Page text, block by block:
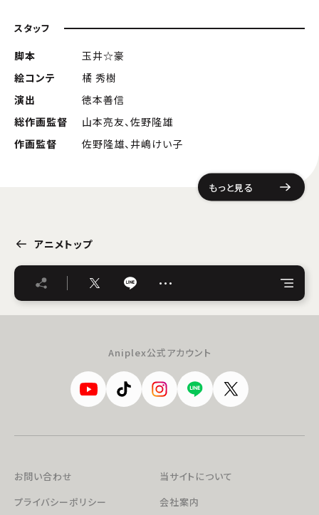
スタッフ
脚本
玉井☆豪
絵コンテ
橘 秀樹
演出
徳本善信
総作画監督
山本亮友、佐野隆雄
作画監督
佐野隆雄、井嶋けい子
もっと見る
アニメトップ
…
Aniplex公式アカウント
お問い合わせ
当サイトについて
プライバシーポリシー
会社案内